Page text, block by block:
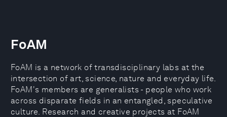
FoAM
FoAM is a network of transdisciplinary labs at the
intersection of art, science, nature and everyday life.
FoAM's members are generalists - people who work
across disparate fields in an entangled, speculative
culture. Research and creative projects at FoAM